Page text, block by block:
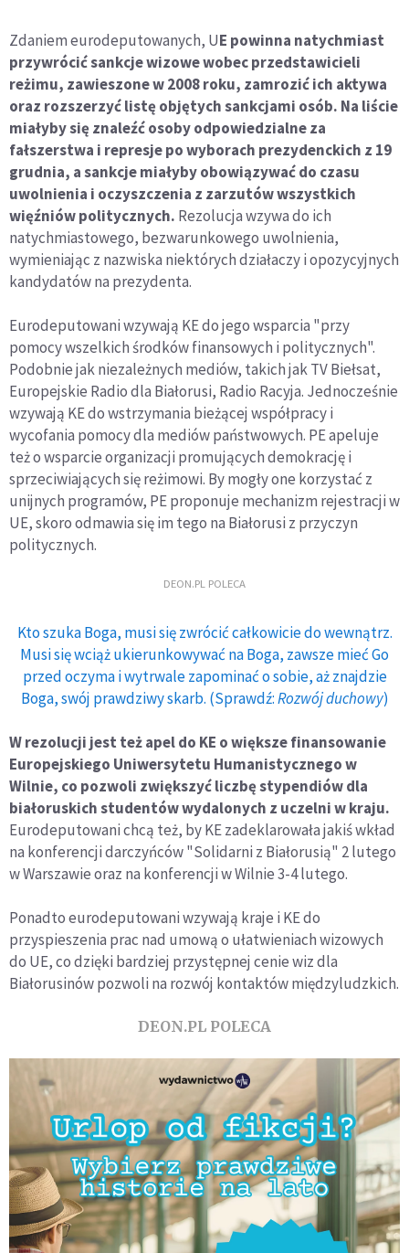
Zdaniem eurodeputowanych, UE powinna natychmiast
przywrócić sankcje wizowe wobec przedstawicieli
reżimu, zawieszone w 2008 roku, zamrozić ich aktywa
oraz rozszerzyć listę objętych sankcjami osób. Na liście
miałyby się znaleźć osoby odpowiedzialne za
fałszerstwa i represje po wyborach prezydenckich z 19
grudnia, a sankcje miałyby obowiązywać do czasu
uwolnienia i oczyszczenia z zarzutów wszystkich
więźniów politycznych. Rezolucja wzywa do ich
natychmiastowego, bezwarunkowego uwolnienia,
wymieniając z nazwiska niektórych działaczy i opozycyjnych
kandydatów na prezydenta.
Eurodeputowani wzywają KE do jego wsparcia "przy
pomocy wszelkich środków finansowych i politycznych".
Podobnie jak niezależnych mediów, takich jak TV Biełsat,
Europejskie Radio dla Białorusi, Radio Racyja. Jednocześnie
wzywają KE do wstrzymania bieżącej współpracy i
wycofania pomocy dla mediów państwowych. PE apeluje
też o wsparcie organizacji promujących demokrację i
sprzeciwiających się reżimowi. By mogły one korzystać z
unijnych programów, PE proponuje mechanizm rejestracji w
UE, skoro odmawia się im tego na Białorusi z przyczyn
politycznych.
DEON.PL POLECA
Kto szuka Boga, musi się zwrócić całkowicie do wewnątrz.
Musi się wciąż ukierunkowywać na Boga, zawsze mieć Go
przed oczyma i wytrwale zapominać o sobie, aż znajdzie
Boga, swój prawdziwy skarb. (Sprawdź:Rozwój duchowy)
W rezolucji jest też apel do KE o większe finansowanie
Europejskiego Uniwersytetu Humanistycznego w
Wilnie, co pozwoli zwiększyć liczbę stypendiów dla
białoruskich studentów wydalonych z uczelni w kraju.
Eurodeputowani chcą też, by KE zadeklarowała jakiś wkład
na konferencji darczyńców "Solidarni z Białorusią" 2 lutego
w Warszawie oraz na konferencji w Wilnie 3-4 lutego.
Ponadto eurodeputowani wzywają kraje i KE do
przyspieszenia prac nad umową o ułatwieniach wizowych
do UE, co dzięki bardziej przystępnej cenie wiz dla
Białorusinów pozwoli na rozwój kontaktów międzyludzkich.
DEON.PL POLECA